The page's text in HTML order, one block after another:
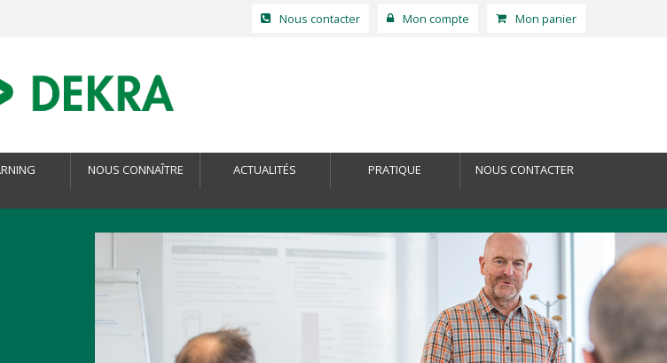
Nous contacter Mon compte Mon panier
NOUS CONNAÎTRE ACTUALITÉS PRATIQUE NOUS CONTACTER